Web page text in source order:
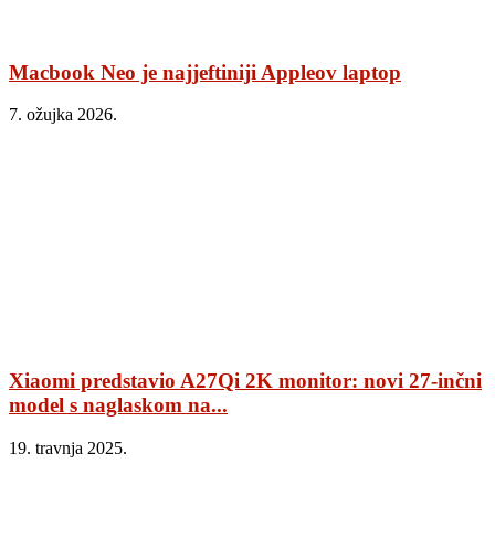
Macbook Neo je najjeftiniji Appleov laptop
7. ožujka 2026.
Xiaomi predstavio A27Qi 2K monitor: novi 27-inčni
model s naglaskom na...
19. travnja 2025.